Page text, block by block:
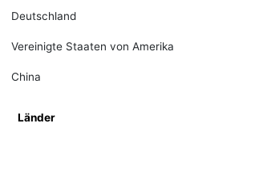
Deutschland
Vereinigte Staaten von Amerika
China
Länder